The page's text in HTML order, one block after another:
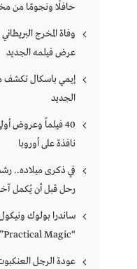
حافلًا ونجومًا من
وفاة المخرج
عرض فيلمه الجديد
إيمي باسكال تكشف
الجديد
40 فيلماً وعروض
نافذة على أوروبا
في ذكرى ميلاده..
رحل قبل أن يُكمل
ساندرا بولوك
“Practical Magic” قبل طرح الجزء الثاني
عودة الرجل